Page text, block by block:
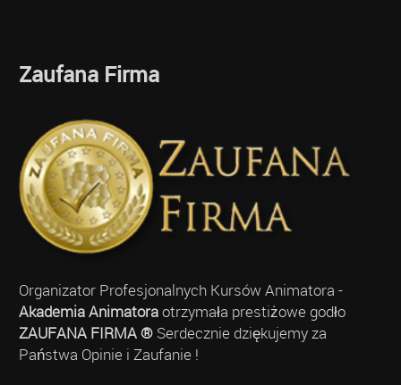
Zaufana Firma
Organizator Profesjonalnych Kursów Animatora -
Akademia Animatoraotrzymała prestiżowe godło
ZAUFANA FIRMA ®Serdecznie dziękujemy za
Państwa Opinie i Zaufanie !